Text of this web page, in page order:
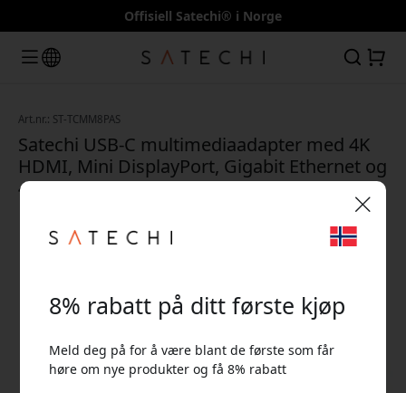
Offisiell Satechi® i Norge
Art.nr.: ST-TCMM8PAS
Satechi USB-C multimediaadapter med 4K
HDMI, Mini DisplayPort, Gigabit Ethernet og
49 W Power Delivery - Sølv
8% rabatt på ditt første kjøp
Meld deg på for å være blant de første som får
høre om nye produkter og få 8% rabatt
🎉 Din rabattkode: